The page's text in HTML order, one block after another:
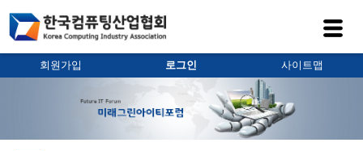
회원가입 로그인 사이트맵